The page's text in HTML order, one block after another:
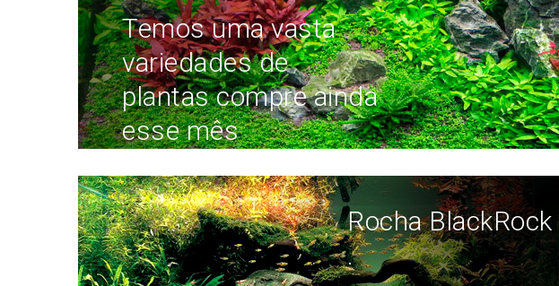
Temos uma vasta
variedades de
plantas compre ainda
esse mês
Rocha BlackRock
.